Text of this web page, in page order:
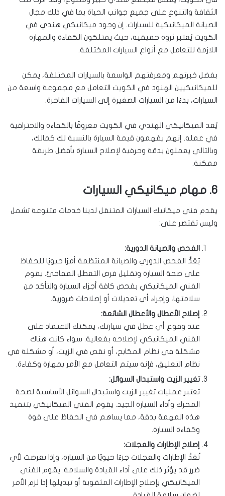
الثقافة والتنوع على جميع جوانب الحياة بما في ذلك مجال
الصيانة الميكانيكية للسيارات. إن وجود ميكانيكي هندي في
الكويت يُعتبر ثروة حقيقية، حيث يمتلكون الكفاءة والمهارة
اللازمة للتعامل مع أنواع السيارات المختلفة.
بفضل خبرتهم ومعرفتهم الواسعة بالسيارات المختلفة، يمكن
للميكانيكيين الهنود في الكويت التعامل مع مجموعة واسعة من
السيارات، بدءًا من السيارات الصغيرة إلى السيارات الفاخرة.
يُعد الميكانيكي الهندي في الكويت معروفًا بالكفاءة والاحترافية
في عمله. إنهم يفهمون قيمة السيارة بالنسبة لك كمالك،
وبالتالي يعملون بدقة وحرفية لإصلاح السيارة بأفضل طريقة
ممكنة.
6. مهام ميكانيكي السيارات
يقدم فني ميكانيك السيارات المتنقل لدينا خدمات متنوعة تشمل
وليس تقتصر على:
الفحص والصيانة الدورية:
يُعَدُّ الفحص الدوري والصيانة المنتظمة أمرًا حيويًا للحفاظ
على صحة السيارة وتقليل فرص التعطل المفاجئ. يقوم
الفني الميكانيكي بفحص كافة أجزاء السيارة والتأكد من
سلامتها، وإجراء أي تعديلات أو إصلاحات ضرورية.
إصلاح الأعطال والأعطال الشائعة:
عند وقوع أي عطل في سيارتك، يمكنك الاعتماد على
الفني الميكانيكي لإصلاحه بفعالية. سواء كانت هناك
مشكلة في نظام المكابح، أو نقص في الزيت، أو مشكلة في
نظام التعليق، فإنه سيتم التعامل مع الأمر بمهارة وكفاءة.
تغيير الزيت واستبدال السوائل:
تعتبر عمليات تغيير الزيت واستبدال السوائل الأساسية لصحة
المحرك وأداء السيارة الجيد. يقوم الفني الميكانيكي بتنفيذ
هذه المهمة بدقة، مما يساهم في الحفاظ على قوة
وكفاءة السيارة.
إصلاح الإطارات والعجلات:
تُعَدُّ الإطارات والعجلات جزءًا حيويًا من السيارة، وإذا تعرضت لأي
ضرر قد يؤثر ذلك على أداء القيادة والسلامة. يقوم الفني
الميكانيكي بإصلاح الإطارات المثقوبة أو تبديلها إذا لزم الأمر